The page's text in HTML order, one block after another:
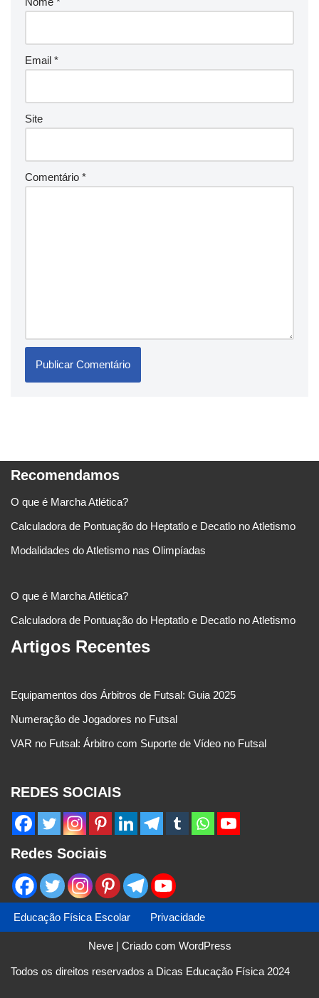
Email *
Site
Comentário *
Recomendamos
O que é Marcha Atlética?
Calculadora de Pontuação do Heptatlo e Decatlo no Atletismo
Modalidades do Atletismo nas Olimpíadas
O que é Marcha Atlética?
Calculadora de Pontuação do Heptatlo e Decatlo no Atletismo
Artigos Recentes
Equipamentos dos Árbitros de Futsal: Guia 2025
Numeração de Jogadores no Futsal
VAR no Futsal: Árbitro com Suporte de Vídeo no Futsal
REDES SOCIAIS
Redes Sociais
Educação Física Escolar Privacidade
Neve| Criado com WordPress
Todos os direitos reservados a Dicas Educação Física 2024